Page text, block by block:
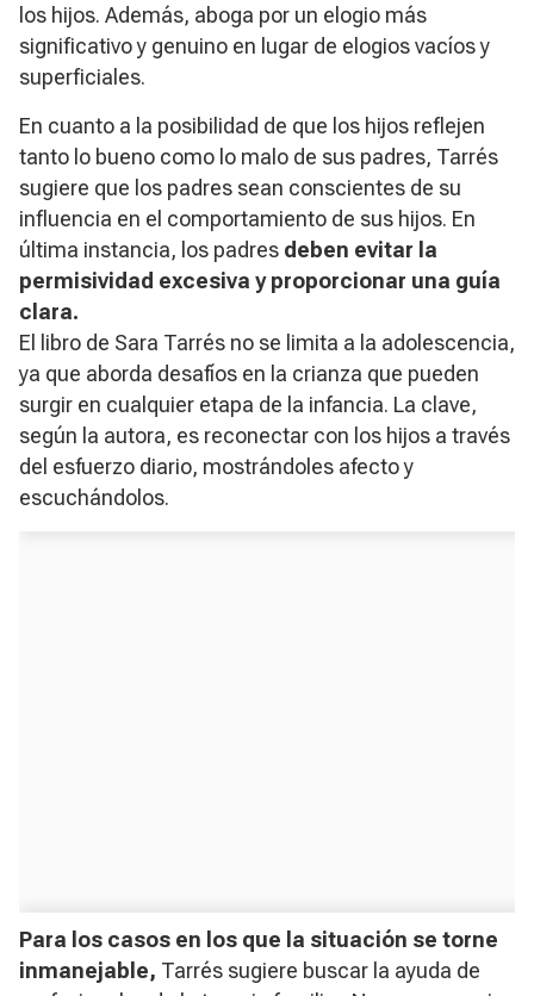
los hijos. Además, aboga por un elogio más
significativo y genuino en lugar de elogios vacíos y
superficiales.
En cuanto a la posibilidad de que los hijos reflejen
tanto lo bueno como lo malo de sus padres, Tarrés
sugiere que los padres sean conscientes de su
influencia en el comportamiento de sus hijos. En
última instancia, los padres deben evitar la
permisividad excesiva y proporcionar una guía
clara.
El libro de Sara Tarrés no se limita a la adolescencia,
ya que aborda desafíos en la crianza que pueden
surgir en cualquier etapa de la infancia. La clave,
según la autora, es reconectar con los hijos a través
del esfuerzo diario, mostrándoles afecto y
escuchándolos.
Para los casos en los que la situación se torne
inmanejable, Tarrés sugiere buscar la ayuda de